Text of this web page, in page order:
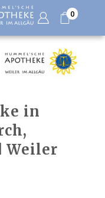
0
in
Weiler